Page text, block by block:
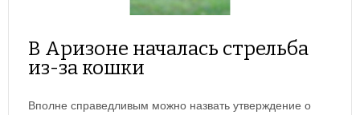
В Аризоне началась стрельба
из-за кошки
Вполне справедливым можно назвать утверждение о